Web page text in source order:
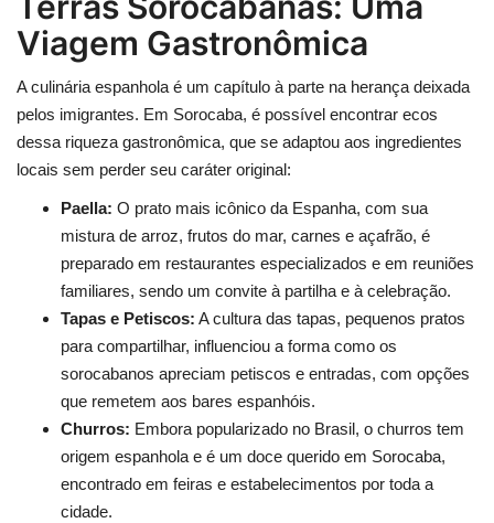
Viagem Gastronômica
A culinária espanhola é um capítulo à parte na herança deixada
pelos imigrantes. Em Sorocaba, é possível encontrar ecos
dessa riqueza gastronômica, que se adaptou aos ingredientes
locais sem perder seu caráter original:
Paella: O prato mais icônico da Espanha, com sua
mistura de arroz, frutos do mar, carnes e açafrão, é
preparado em restaurantes especializados e em reuniões
familiares, sendo um convite à partilha e à celebração.
Tapas e Petiscos: A cultura das tapas, pequenos pratos
para compartilhar, influenciou a forma como os
sorocabanos apreciam petiscos e entradas, com opções
que remetem aos bares espanhóis.
Churros: Embora popularizado no Brasil, o churros tem
origem espanhola e é um doce querido em Sorocaba,
encontrado em feiras e estabelecimentos por toda a
cidade.